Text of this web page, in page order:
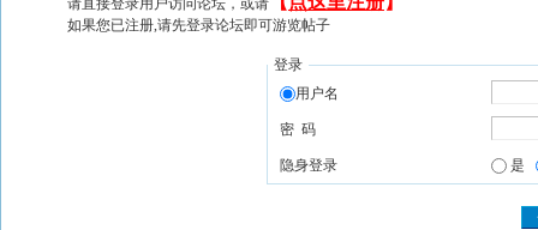
请直接登录用户访问论坛，或请
如果您已注册,请先登录论坛即可游览帖子
登录
用户名
密 码
隐身登录 是